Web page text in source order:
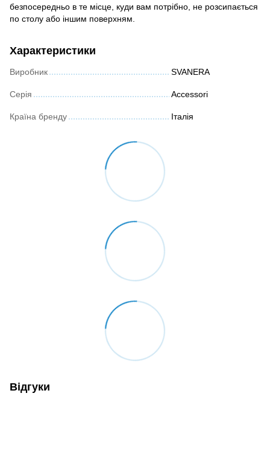
безпосередньо в те місце, куди вам потрібно, не розсипається
по столу або іншим поверхням.
Характеристики
Виробник SVANERA
Серія Accessori
Країна бренду Італія
Відгуки